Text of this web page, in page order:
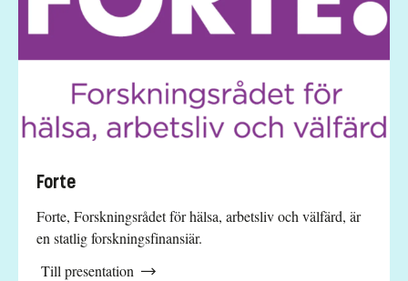
Forte
Forte, Forskningsrådet för hälsa, arbetsliv och välfärd, är
en statlig forskningsfinansiär.
Till presentation